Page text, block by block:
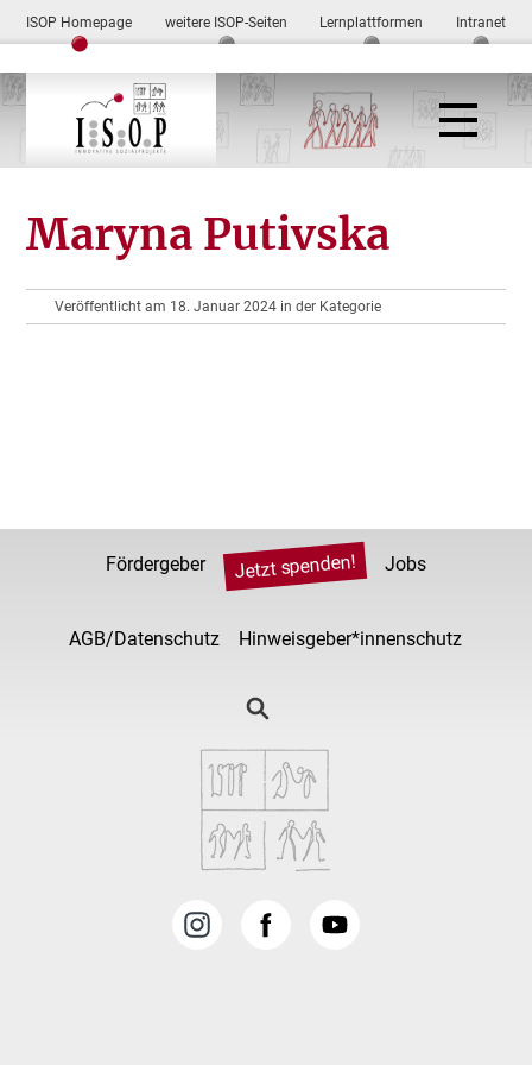
ISOP Homepage weitere ISOP-Seiten Lernplattformen Intranet
Maryna Putivska
Veröffentlicht am 18. Januar 2024 in der Kategorie
Fördergeber Jetzt spenden! Jobs
AGB/Datenschutz Hinweisgeber*innenschutz